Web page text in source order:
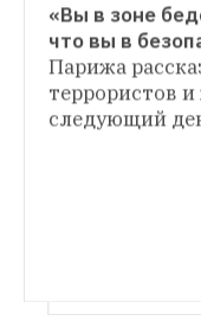
«Вы в зоне
что вы в
Парижа
террористов
следующий